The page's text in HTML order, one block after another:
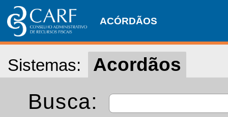
ACÓRDÃOS
Sistemas: Acordãos
Busca: